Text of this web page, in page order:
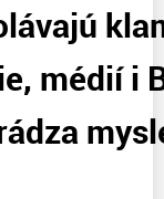
médií i